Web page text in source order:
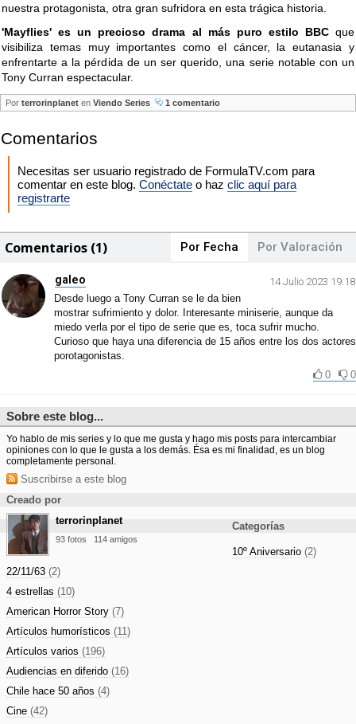
nuestra protagonista, otra gran sufridora en esta trágica historia.
'Mayflies' es un precioso drama al más puro estilo BBCque
visibiliza temas muy importantes como el cáncer, la eutanasia y
enfrentarte a la pérdida de un ser querido, una serie notable con un
Tony Curran espectacular.
Por terrorinplanet en Viendo Series 1 comentario
Comentarios
Necesitas ser usuario registrado de FormulaTV.com para
comentar en este blog. Conéctate o haz clic aquí para
registrarte
Comentarios (1) Por Fecha Por Valoración
galeo
14 Julio 2023 19:18
Desde luego a Tony Curran se le da bien
mostrar sufrimiento y dolor. Interesante miniserie, aunque da
miedo verla por el tipo de serie que es, toca sufrir mucho.
Curioso que haya una diferencia de 15 años entre los dos actores
porotagonistas.
0
0
Sobre este blog...
Yo hablo de mis series y lo que me gusta y hago mis posts para intercambiar
opiniones con lo que le gusta a los demás. Ésa es mi finalidad, es un blog
completamente personal.
Suscribirse a este blog
Creado por
terrorinplanet
93 fotos 114 amigos
Categorías
10º Aniversario (2)
22/11/63 (2)
4 estrellas (10)
American Horror Story (7)
Artículos humorísticos (11)
Artículos varios (196)
Audiencias en diferido (16)
Chile hace 50 años (4)
Cine (42)